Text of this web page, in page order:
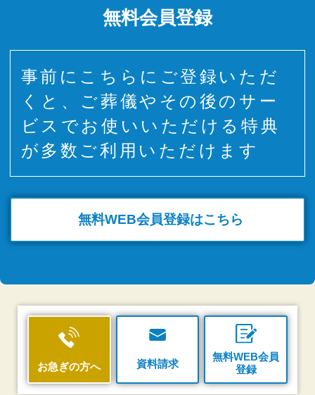
無料会員登録
事前にこちらにご登録いただ
くと、ご葬儀やその後のサー
ビスでお使いいただける特典
が多数ご利用いただけます
無料WEB会員登録はこちら
お急ぎの方へ 資料請求
無料WEB会員
登録